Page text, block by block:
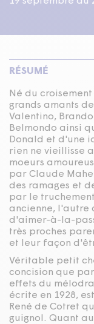
RÉSUMÉ
Né du
grands amants
Valentino,
Belmondo ainsi
Donald et d'une
rien ne vieillisse
moeurs
par Claude
des ramages et
par le
ancienne, l'autre
d'aimer-à-la-
très proches
et leur façon
Véritable petit
concision que
effets du
écrite en 1928,
René de Cotret
guignol. Quant